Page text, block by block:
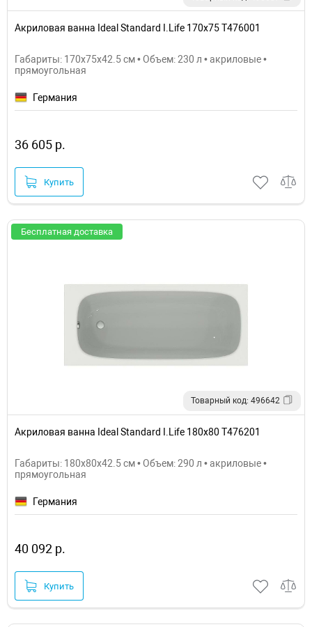
Акриловая ванна Ideal Standard I.Life 170x75 T476001
Габариты: 170x75x42.5 см • Объем: 230 л • акриловые •
прямоугольная
Германия
36 605 р.
Купить
Бесплатная доставка
Товарный код: 496642
Акриловая ванна Ideal Standard I.Life 180x80 T476201
Габариты: 180x80x42.5 см • Объем: 290 л • акриловые •
прямоугольная
Германия
40 092 р.
Купить